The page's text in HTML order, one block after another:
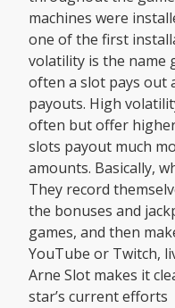
machines were
one of the first
volatility is the name
often a slot pays out
payouts. High
often but offer
slots payout much
amounts. Basically,
They record
the bonuses and
games, and then
YouTube or Twitch,
Arne Slot makes it
star’s current efforts